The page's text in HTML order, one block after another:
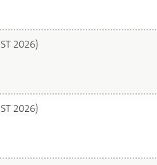
2026)
2026)